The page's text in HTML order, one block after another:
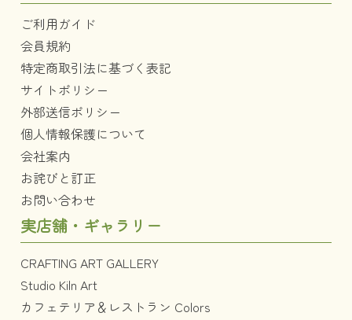
ご利用ガイド
会員規約
特定商取引法に基づく表記
サイトポリシー
外部送信ポリシー
個人情報保護について
会社案内
お詫びと訂正
お問い合わせ
実店舗・ギャラリー
CRAFTING ART GALLERY
Studio Kiln Art
カフェテリア＆レストラン Colors